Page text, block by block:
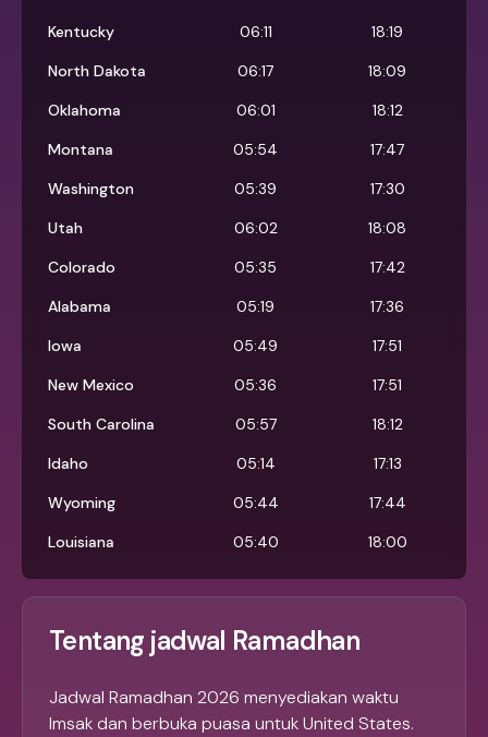
Kentucky
06:11
18:19
North Dakota
06:17
18:09
Oklahoma
06:01
18:12
Montana
05:54
17:47
Washington
05:39
17:30
Utah
06:02
18:08
Colorado
05:35
17:42
Alabama
05:19
17:36
Iowa
05:49
17:51
New Mexico
05:36
17:51
South Carolina
05:57
18:12
Idaho
05:14
17:13
Wyoming
05:44
17:44
Louisiana
05:40 18:00
Tentang jadwal Ramadhan
Jadwal Ramadhan 2026 menyediakan waktu
Imsak dan berbuka puasa untuk United States.